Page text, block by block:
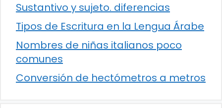
Sustantivo y sujeto. diferencias
Tipos de Escritura en la Lengua Árabe
Nombres de niñas italianos poco
comunes
Conversión de hectómetros a metros